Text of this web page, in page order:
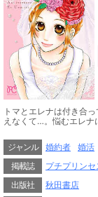
トマとエレナは付き合
えなくて…。悩むエレナ
ジャンル
婚約者 婚活
掲載誌
プチプリンセ
出版社
秋田書店